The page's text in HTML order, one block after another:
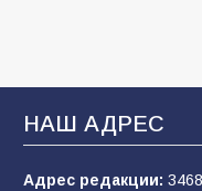
В Батайске
107
НАШ АДРЕС
Адрес редакции: